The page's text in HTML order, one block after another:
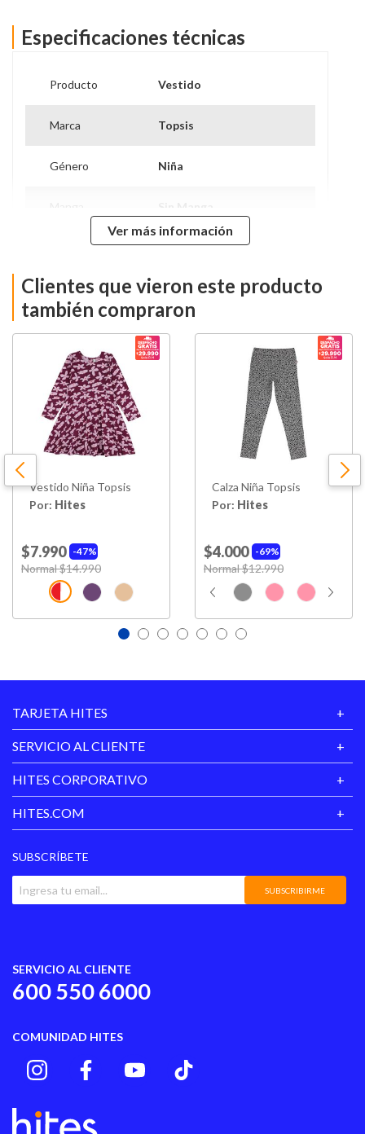
Especificaciones técnicas
Producto Vestido
Marca Topsis
Género Niña
Composición
Algodón - Poliéster -
Cuidados De
Prenda
Lavar Con Agua Fría
Modelo 12v25-229ju
Hecho en
Ver más información
Clientes que vieron este producto
también compraron
Vestido Niña Topsis
Por: Hites
47%
$7.990
Price reduced from
Normal $14.990
Calza Niña Topsis
Por: Hites
69%
$4.000
Price reduced from
Normal $12.990
TARJETA HITES
SERVICIO AL CLIENTE
HITES CORPORATIVO
HITES.COM
SUBSCRÍBETE
SUBSCRIBIRME
SERVICIO AL CLIENTE
600 550 6000
COMUNIDAD HITES